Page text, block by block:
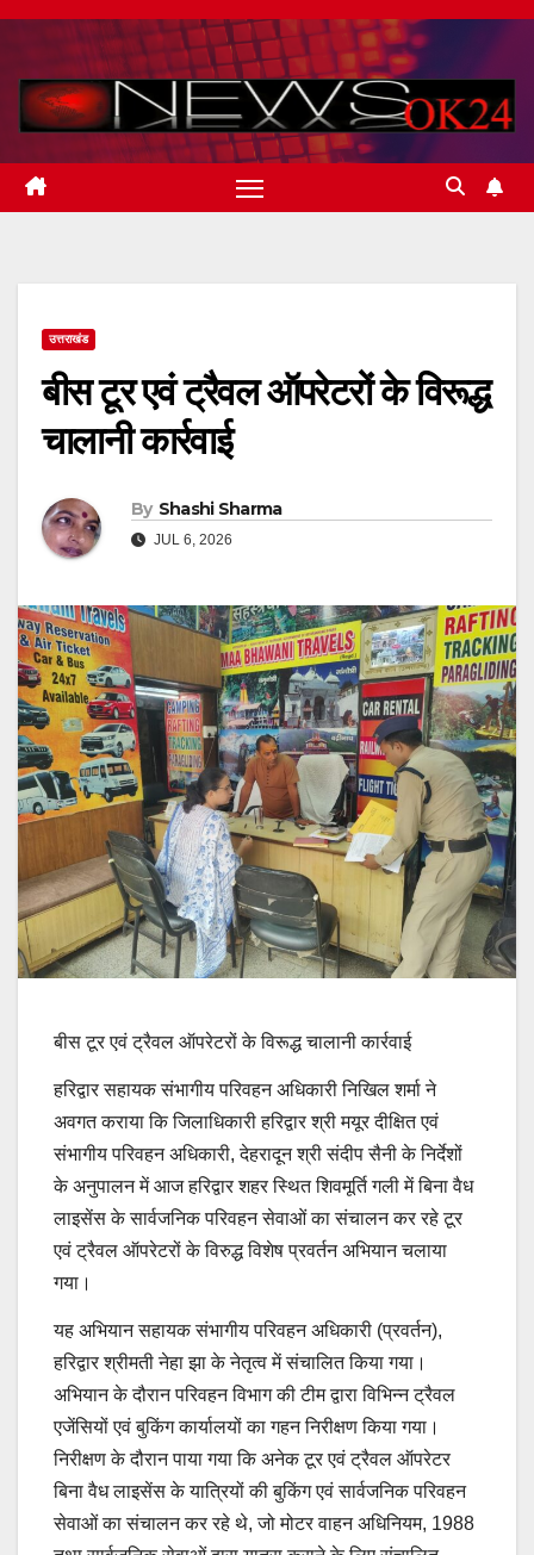
Skip
content
उत्तराखंड
बीस टूर एवं ट्रैवल ऑपरेटरों के विरूद्ध
चालानी कार्रवाई
By Shashi Sharma
JUL 6, 2026
बीस टूर एवं ट्रैवल ऑपरेटरों के विरूद्ध चालानी कार्रवाई
हरिद्वार सहायक संभागीय परिवहन अधिकारी निखिल शर्मा ने
अवगत कराया कि जिलाधिकारी हरिद्वार श्री मयूर दीक्षित एवं
संभागीय परिवहन अधिकारी, देहरादून श्री संदीप सैनी के निर्देशों
के अनुपालन में आज हरिद्वार शहर स्थित शिवमूर्ति गली में बिना वैध
लाइसेंस के सार्वजनिक परिवहन सेवाओं का संचालन कर रहे टूर
एवं ट्रैवल ऑपरेटरों के विरुद्ध विशेष प्रवर्तन अभियान चलाया
गया।
यह अभियान सहायक संभागीय परिवहन अधिकारी (प्रवर्तन),
हरिद्वार श्रीमती नेहा झा के नेतृत्व में संचालित किया गया।
अभियान के दौरान परिवहन विभाग की टीम द्वारा विभिन्न ट्रैवल
एजेंसियों एवं बुकिंग कार्यालयों का गहन निरीक्षण किया गया।
निरीक्षण के दौरान पाया गया कि अनेक टूर एवं ट्रैवल ऑपरेटर
बिना वैध लाइसेंस के यात्रियों की बुकिंग एवं सार्वजनिक परिवहन
सेवाओं का संचालन कर रहे थे, जो मोटर वाहन अधिनियम, 1988